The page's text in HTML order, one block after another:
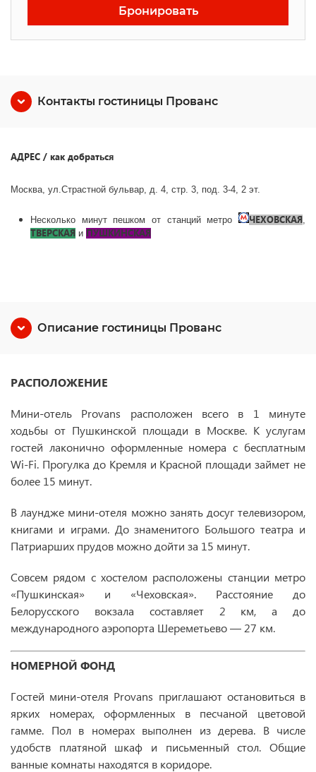
Бронировать
Контакты гостиницы Прованс
АДРЕС / как добраться
Москва, ул.Страстной бульвар, д. 4, стр. 3, под. 3-4, 2 эт.
Несколько минут пешком от станций метро ЧЕХОВСКАЯ,
ТВЕРСКАЯ и ПУШКИНСКАЯ
Описание гостиницы Прованс
РАСПОЛОЖЕНИЕ
Мини-отель Provans расположен всего в 1 минуте
ходьбы от Пушкинской площади в Москве. К услугам
гостей лаконично оформленные номера с бесплатным
Wi-Fi. Прогулка до Кремля и Красной площади займет не
более 15 минут.
В лаундже мини-отеля можно занять досуг телевизором,
книгами и играми. До знаменитого Большого театра и
Патриарших прудов можно дойти за 15 минут.
Совсем рядом с хостелом расположены станции метро
«Пушкинская» и «Чеховская». Расстояние до
Белорусского вокзала составляет 2 км, а до
международного аэропорта Шереметьево — 27 км.
НОМЕРНОЙ ФОНД
Гостей мини-отеля Provans приглашают остановиться в
ярких номерах, оформленных в песчаной цветовой
гамме. Пол в номерах выполнен из дерева. В числе
удобств платяной шкаф и письменный стол. Общие
ванные комнаты находятся в коридоре.